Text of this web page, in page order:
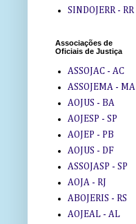
SINDOJERR - RR
Associações de
Oficiais de Justiça
ASSOJAC - AC
ASSOJEMA - MA
AOJUS - BA
AOJESP - SP
AOJEP - PB
AOJUS - DF
ASSOJASP - SP
AOJA - RJ
ABOJERIS - RS
AOJEAL - AL